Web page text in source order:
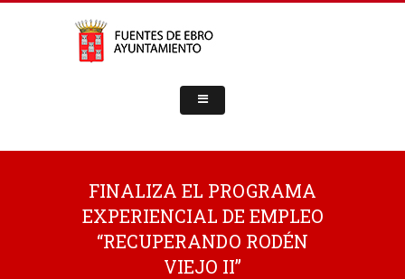
FINALIZA EL PROGRAMA
EXPERIENCIAL DE EMPLEO
“RECUPERANDO RODÉN
VIEJO II”